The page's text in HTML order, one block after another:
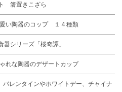
箸置きこざら
い陶器のコップ １４種類
シリーズ「桜奇譚」
れな陶器のデザートカップ
レンタインやホワイトデー、チャイナ